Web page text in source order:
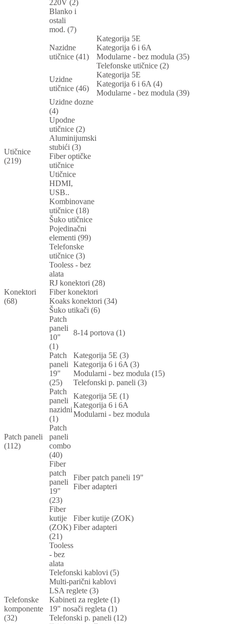
220V (2)
Blanko i
ostali
mod. (7)
Utičnice
(219)
Nazidne
utičnice (41)
Kategorija 5E
Kategorija 6 i 6A
Modularne - bez modula (35)
Telefonske utičnice (2)
Uzidne
utičnice (46)
Kategorija 5E
Kategorija 6 i 6A (4)
Modularne - bez modula (39)
Uzidne dozne
(4)
Upodne
utičnice (2)
Aluminijumski
stubići (3)
Fiber optičke
utičnice
Utičnice
HDMI,
USB..
Kombinovane
utičnice (18)
Šuko utičnice
Pojedinačni
elementi (99)
Telefonske
utičnice (3)
Tooless - bez
alata
Konektori
(68)
RJ konektori (28)
Fiber konektori
Koaks konektori (34)
Šuko utikači (6)
Patch paneli
(112)
Patch
paneli
10"
(1)
8-14 portova (1)
Patch
paneli
19"
(25)
Kategorija 5E (3)
Kategorija 6 i 6A (3)
Modularni - bez modula (15)
Telefonski p. paneli (3)
Patch
paneli
nazidni
(1)
Kategorija 5E (1)
Kategorija 6 i 6A
Modularni - bez modula
Patch
paneli
combo
(40)
Fiber
patch
paneli
19"
(23)
Fiber patch paneli 19"
Fiber adapteri
Fiber
kutije
(ZOK)
(21)
Fiber kutije (ZOK)
Fiber adapteri
Tooless
- bez
alata
Telefonske
komponente
(32)
Telefonski kablovi (5)
Multi-parični kablovi
LSA reglete (3)
Kabineti za reglete (1)
19" nosači regleta (1)
Telefonski p. paneli (12)